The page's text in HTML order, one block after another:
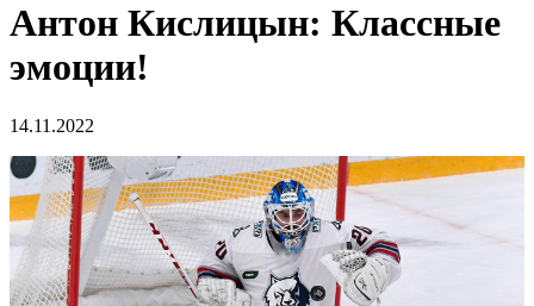
Антон Кислицын: Классные
эмоции!
14.11.2022